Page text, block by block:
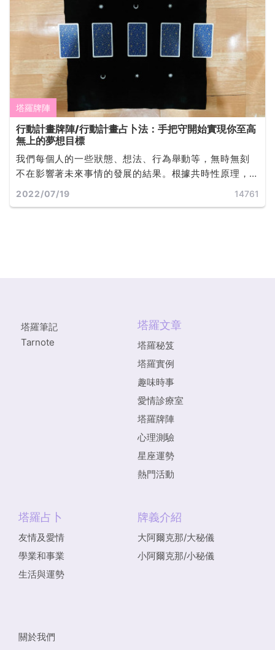
塔羅牌陣
行動計畫牌陣/行動計畫占卜法：手把守開始實現你至高
無上的夢想目標
我們每個人的一些狀態、想法、行為舉動等，無時無刻
不在影響著未來事情的發展的結果。根據共時性原理，
塔羅牌與我們每個人進行連接，在塔羅牌占卜時，問卜
2022/07/19 14761
塔羅筆記
Tarnote
塔羅文章
塔羅秘笈
塔羅實例
趣味時事
愛情診療室
塔羅牌陣
心理測驗
星座運勢
熱門活動
塔羅占卜
友情及愛情
學業和事業
生活與運勢
牌義介紹
大阿爾克那/大秘儀
小阿爾克那/小秘儀
關於我們